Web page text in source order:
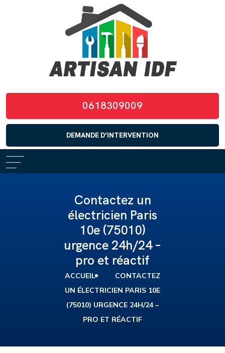
0618309009
DEMANDE D'INTERVENTION
Contactez un
électricien Paris
10e (75010)
urgence 24h/24 –
pro et réactif
ACCUEIL
CONTACTEZ
UN ÉLECTRICIEN PARIS 10E
(75010) URGENCE 24H/24 –
PRO ET RÉACTIF